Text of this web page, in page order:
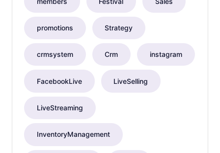
promotions Strategy
crmsystem Crm instagram
FacebookLive LiveSelling
LiveStreaming
InventoryManagement